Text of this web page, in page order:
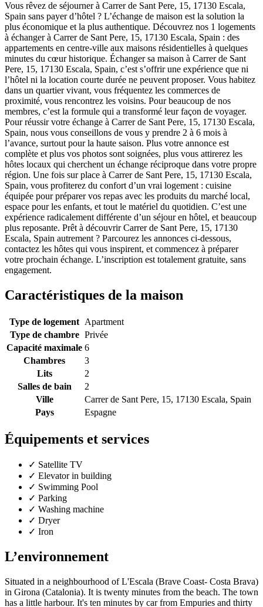
Vous rêvez de séjourner à Carrer de Sant Pere, 15, 17130 Escala,
Spain sans payer d’hôtel ? L’échange de maison est la solution la
plus économique et la plus authentique. Découvrez nos 1 logements
à échanger à Carrer de Sant Pere, 15, 17130 Escala, Spain : des
appartements en centre-ville aux maisons résidentielles à quelques
minutes du cœur historique. Échanger sa maison à Carrer de Sant
Pere, 15, 17130 Escala, Spain, c’est s’offrir une expérience que ni
l’hôtel ni la location courte durée ne peuvent proposer. Vous habitez
dans un quartier vivant, vous fréquentez les commerces de
proximité, vous rencontrez les voisins. Pour beaucoup de nos
membres, c’est la formule qui a transformé leur façon de voyager.
Pour réussir votre échange à Carrer de Sant Pere, 15, 17130 Escala,
Spain, nous vous conseillons de vous y prendre 2 à 6 mois à
l’avance, surtout pour la haute saison. Plus votre annonce est
complète et plus vos photos sont soignées, plus vous attirerez les
hôtes locaux qui cherchent un échange réciproque dans votre propre
région. Une fois sur place à Carrer de Sant Pere, 15, 17130 Escala,
Spain, vous profiterez du confort d’un vrai logement : cuisine
équipée pour préparer vos repas avec les produits du marché local,
espace pour les enfants, et tout le matériel du quotidien. C’est une
expérience radicalement différente d’un séjour en hôtel, et beaucoup
plus reposante. Prêt à découvrir Carrer de Sant Pere, 15, 17130
Escala, Spain autrement ? Parcourez les annonces ci-dessous,
contactez les hôtes qui vous inspirent, et commencez à préparer
votre prochain échange. L’inscription est totalement gratuite, sans
engagement.
Caractéristiques de la maison
Type de logement Apartment
Type de chambre Privée
Capacité maximale 6
Chambres
3
Lits
2
Salles de bain
2
Ville
Carrer de Sant Pere, 15, 17130 Escala, Spain
Pays
Espagne
Équipements et services
✓ Satellite TV
✓ Elevator in building
✓ Swimming Pool
✓ Parking
✓ Washing machine
✓ Dryer
✓ Iron
L’environnement
Situated in a neighbourhood of L'Escala (Brave Coast- Costa Brava)
in Girona (Catalonia). It is twenty minutes from the beach. The town
has a little harbour. It's ten minutes by car from Empuries and thirty